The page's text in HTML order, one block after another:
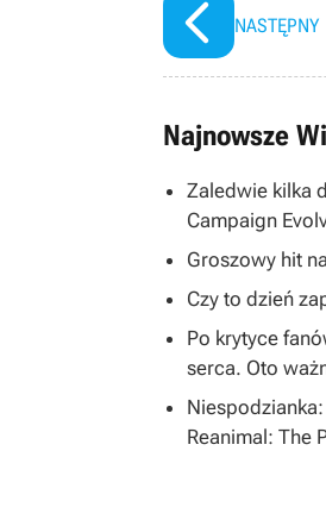
NASTĘPNY
Najnowsze
Zaledwie kilka
Campaign
Groszowy hit
Czy to dzień
Po krytyce
serca. Oto
Reanimal: The